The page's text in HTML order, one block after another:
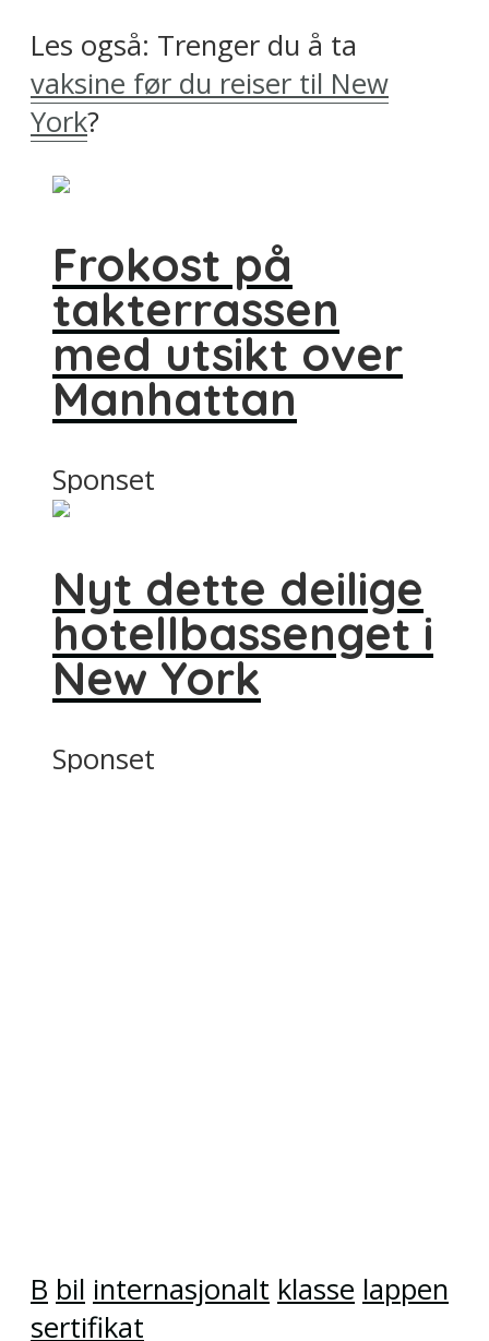
Les også: Trenger du å ta
vaksine før du reiser til New
York?
Frokost på
takterrassen
med utsikt over
Manhattan
Sponset
Nyt dette deilige
hotellbassenget i
New York
Sponset
B bil internasjonalt klasse lappen
sertifikat